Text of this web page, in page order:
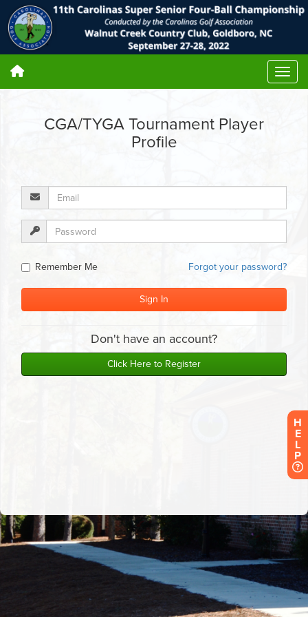
H
E
L
P